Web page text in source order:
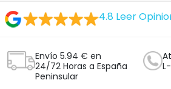
4.8 Leer
Envío 5.94 € en
24/72 Horas a España
Peninsular